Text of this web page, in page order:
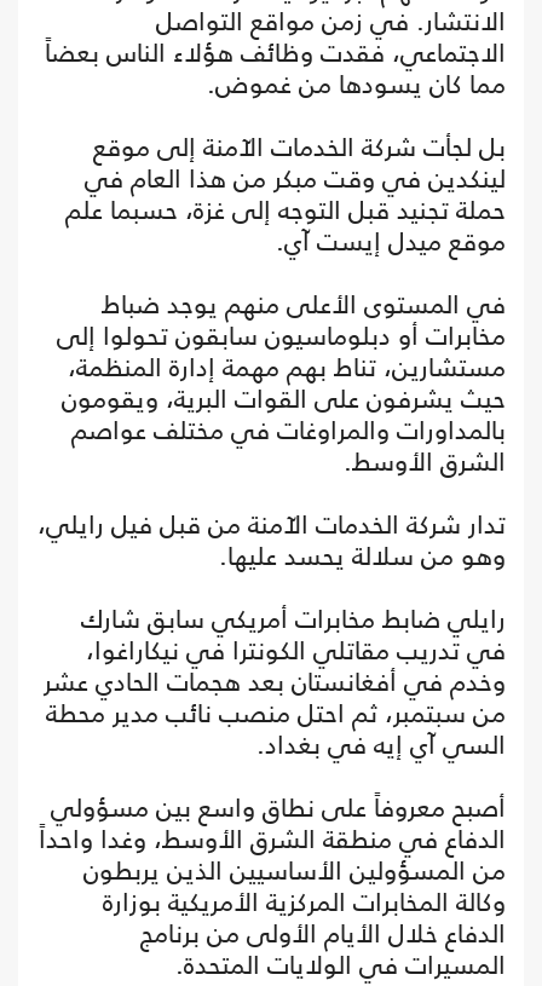
الانتشار. في زمن مواقع التواصل
الاجتماعي، فقدت وظائف هؤلاء الناس بعضاً
مما كان يسودها من غموض.
بل لجأت شركة الخدمات الآمنة إلى موقع
لينكدين في وقت مبكر من هذا العام في
حملة تجنيد قبل التوجه إلى غزة، حسبما علم
موقع ميدل إيست آي.
في المستوى الأعلى منهم يوجد ضباط
مخابرات أو دبلوماسيون سابقون تحولوا إلى
مستشارين، تناط بهم مهمة إدارة المنظمة،
حيث يشرفون على القوات البرية، ويقومون
بالمداورات والمراوغات في مختلف عواصم
الشرق الأوسط.
تدار شركة الخدمات الآمنة من قبل فيل رايلي،
وهو من سلالة يحسد عليها.
رايلي ضابط مخابرات أمريكي سابق شارك
في تدريب مقاتلي الكونترا في نيكاراغوا،
وخدم في أفغانستان بعد هجمات الحادي عشر
من سبتمبر، ثم احتل منصب نائب مدير محطة
السي آي إيه في بغداد.
أصبح معروفاً على نطاق واسع بين مسؤولي
الدفاع في منطقة الشرق الأوسط، وغدا واحداً
من المسؤولين الأساسيين الذين يربطون
وكالة المخابرات المركزية الأمريكية بوزارة
الدفاع خلال الأيام الأولى من برنامج
المسيرات في الولايات المتحدة.